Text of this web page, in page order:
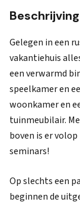
Beschrijving
Gelegen in een
vakantiehuis
een verwarmd
speelkamer en
woonkamer en
tuinmeubilair.
boven is er
seminars!
Op slechts een
beginnen de